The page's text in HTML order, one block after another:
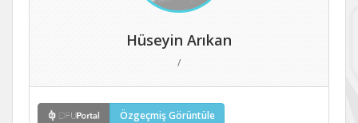
Hüseyin Arıkan
/
Özgeçmiş Görüntüle